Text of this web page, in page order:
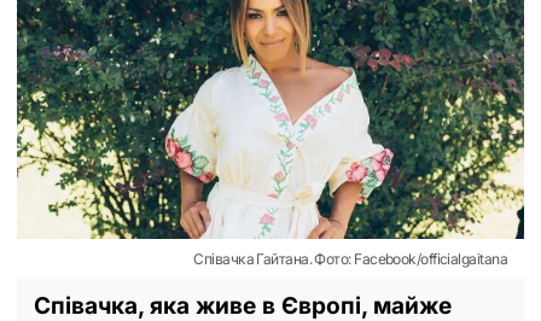
Співачка Гайтана. Фото: Facebook/officialgaitana
Співачка, яка живе в Європі, майже